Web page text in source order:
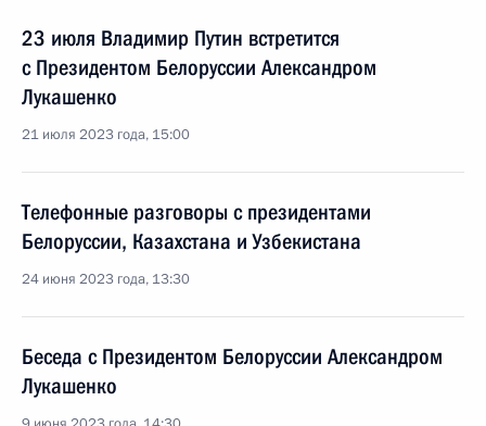
23 июля Владимир Путин встретится
с Президентом Белоруссии Александром
Лукашенко
21 июля 2023 года, 15:00
Телефонные разговоры с президентами
Белоруссии, Казахстана и Узбекистана
24 июня 2023 года, 13:30
Беседа с Президентом Белоруссии Александром
Лукашенко